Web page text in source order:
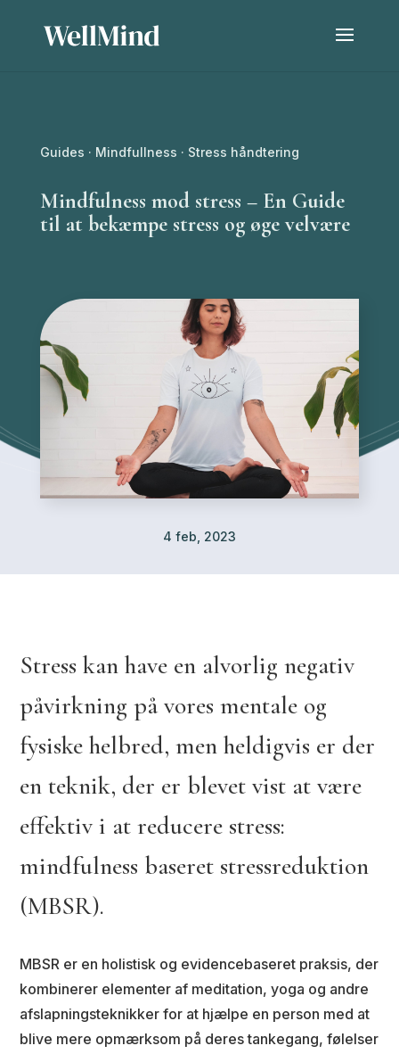
Guides · Mindfullness · Stress håndtering
Mindfulness mod stress – En Guide
til at bekæmpe stress og øge velvære
4 feb, 2023
Stress kan have en alvorlig negativ
påvirkning på vores mentale og
fysiske helbred, men heldigvis er der
en teknik, der er blevet vist at være
effektiv i at reducere stress:
mindfulness baseret stressreduktion
(MBSR).
MBSR er en holistisk og evidencebaseret praksis, der
kombinerer elementer af meditation, yoga og andre
afslapningsteknikker for at hjælpe en person med at
blive mere opmærksom på deres tankegang, følelser